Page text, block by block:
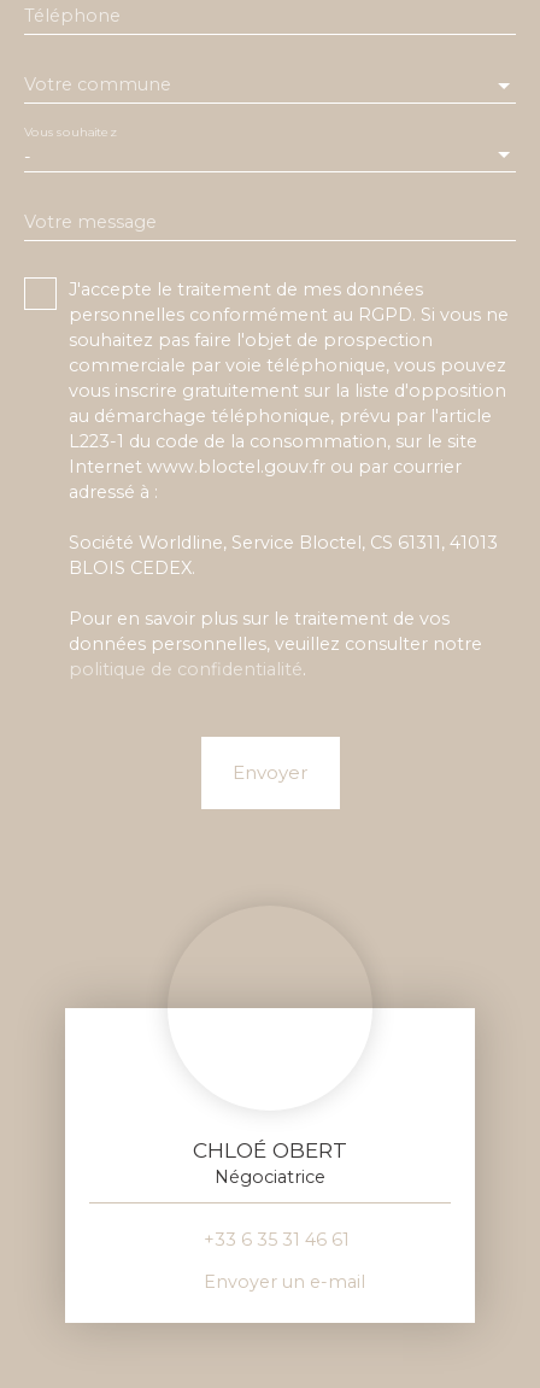
Téléphone
Votre commune
-
Vous souhaitez
Votre message
J'accepte le traitement de mes données
personnelles conformément au RGPD. Si vous ne
souhaitez pas faire l'objet de prospection
commerciale par voie téléphonique, vous pouvez
vous inscrire gratuitement sur la liste d'opposition
au démarchage téléphonique, prévu par l'article
L223-1 du code de la consommation, sur le site
Internet www.bloctel.gouv.fr ou par courrier
adressé à :
Société Worldline, Service Bloctel, CS 61311, 41013
BLOIS CEDEX.
Pour en savoir plus sur le traitement de vos
données personnelles, veuillez consulter notre
politique de confidentialité.
Envoyer
CHLOÉ OBERT
Négociatrice
+33 6 35 31 46 61
Envoyer un e-mail